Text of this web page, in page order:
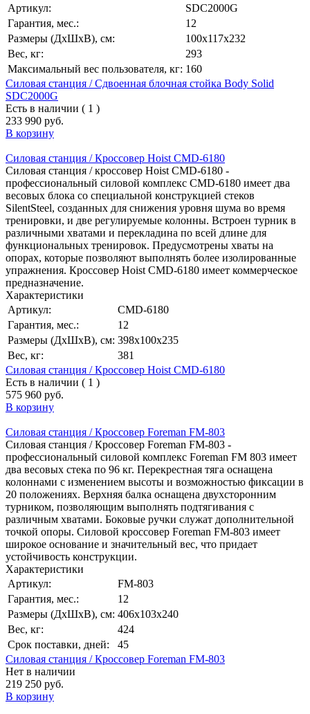
Артикул:
SDC2000G
Гарантия, мес.:
12
Размеры (ДхШхВ), см:
100х117х232
Вес, кг:
293
Максимальный вес пользователя, кг: 160
Силовая станция / Сдвоенная блочная стойка Body Solid
SDC2000G
Есть в наличии ( 1 )
233 990 руб.
В корзину
Силовая станция / Кроссовер Hoist CMD-6180
Силовая станция / кроссовер Hoist CMD-6180 -
профессиональный силовой комплекс CMD-6180 имеет два
весовых блока со специальной конструкцией стеков
SilentSteel, созданных для снижения уровня шума во время
тренировки, и две регулируемые колонны. Встроен турник в
различными хватами и перекладина по всей длине для
функциональных тренировок. Предусмотрены хваты на
опорах, которые позволяют выполнять более изолированные
упражнения. Кроссовер Hoist CMD-6180 имеет коммерческое
предназначение.
Характеристики
Артикул:
CMD-6180
Гарантия, мес.:
12
Размеры (ДхШхВ), см: 398х100х235
Вес, кг:
381
Силовая станция / Кроссовер Hoist CMD-6180
Есть в наличии ( 1 )
575 960 руб.
В корзину
Силовая станция / Кроссовер Foreman FM-803
Силовая станция / Кроссовер Foreman FM-803 -
профессиональный силовой комплекс Foreman FM 803 имеет
два весовых стека по 96 кг. Перекрестная тяга оснащена
колоннами с изменением высоты и возможностью фиксации в
20 положениях. Верхняя балка оснащена двухсторонним
турником, позволяющим выполнять подтягивания с
различным хватами. Боковые ручки служат дополнительной
точкой опоры. Силовой кроссовер Foreman FM-803 имеет
широкое основание и значительный вес, что придает
устойчивость конструкции.
Характеристики
Артикул:
FM-803
Гарантия, мес.:
12
Размеры (ДхШхВ), см: 406х103х240
Вес, кг:
424
Срок поставки, дней:
45
Силовая станция / Кроссовер Foreman FM-803
Нет в наличии
219 250 руб.
В корзину